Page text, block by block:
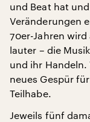
und Beat hat
Veränderungen
70er-Jahren
lauter – die
und ihr
neues Gespür
Teilhabe.
Jeweils fünf